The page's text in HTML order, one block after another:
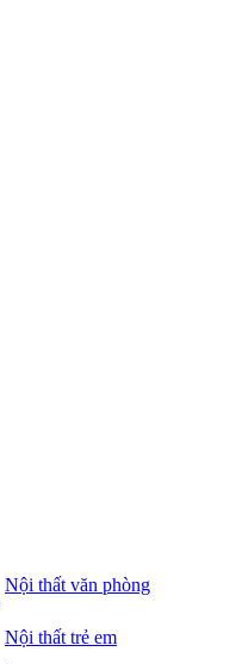
Nội thất văn phòng
Nội thất trẻ em